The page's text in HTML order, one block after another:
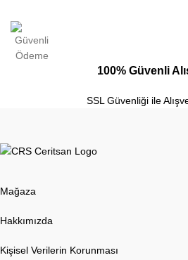
100% Güvenli
SSL Güvenliği ile
Mağaza
Hakkımızda
Kişisel Verilerin Korunması